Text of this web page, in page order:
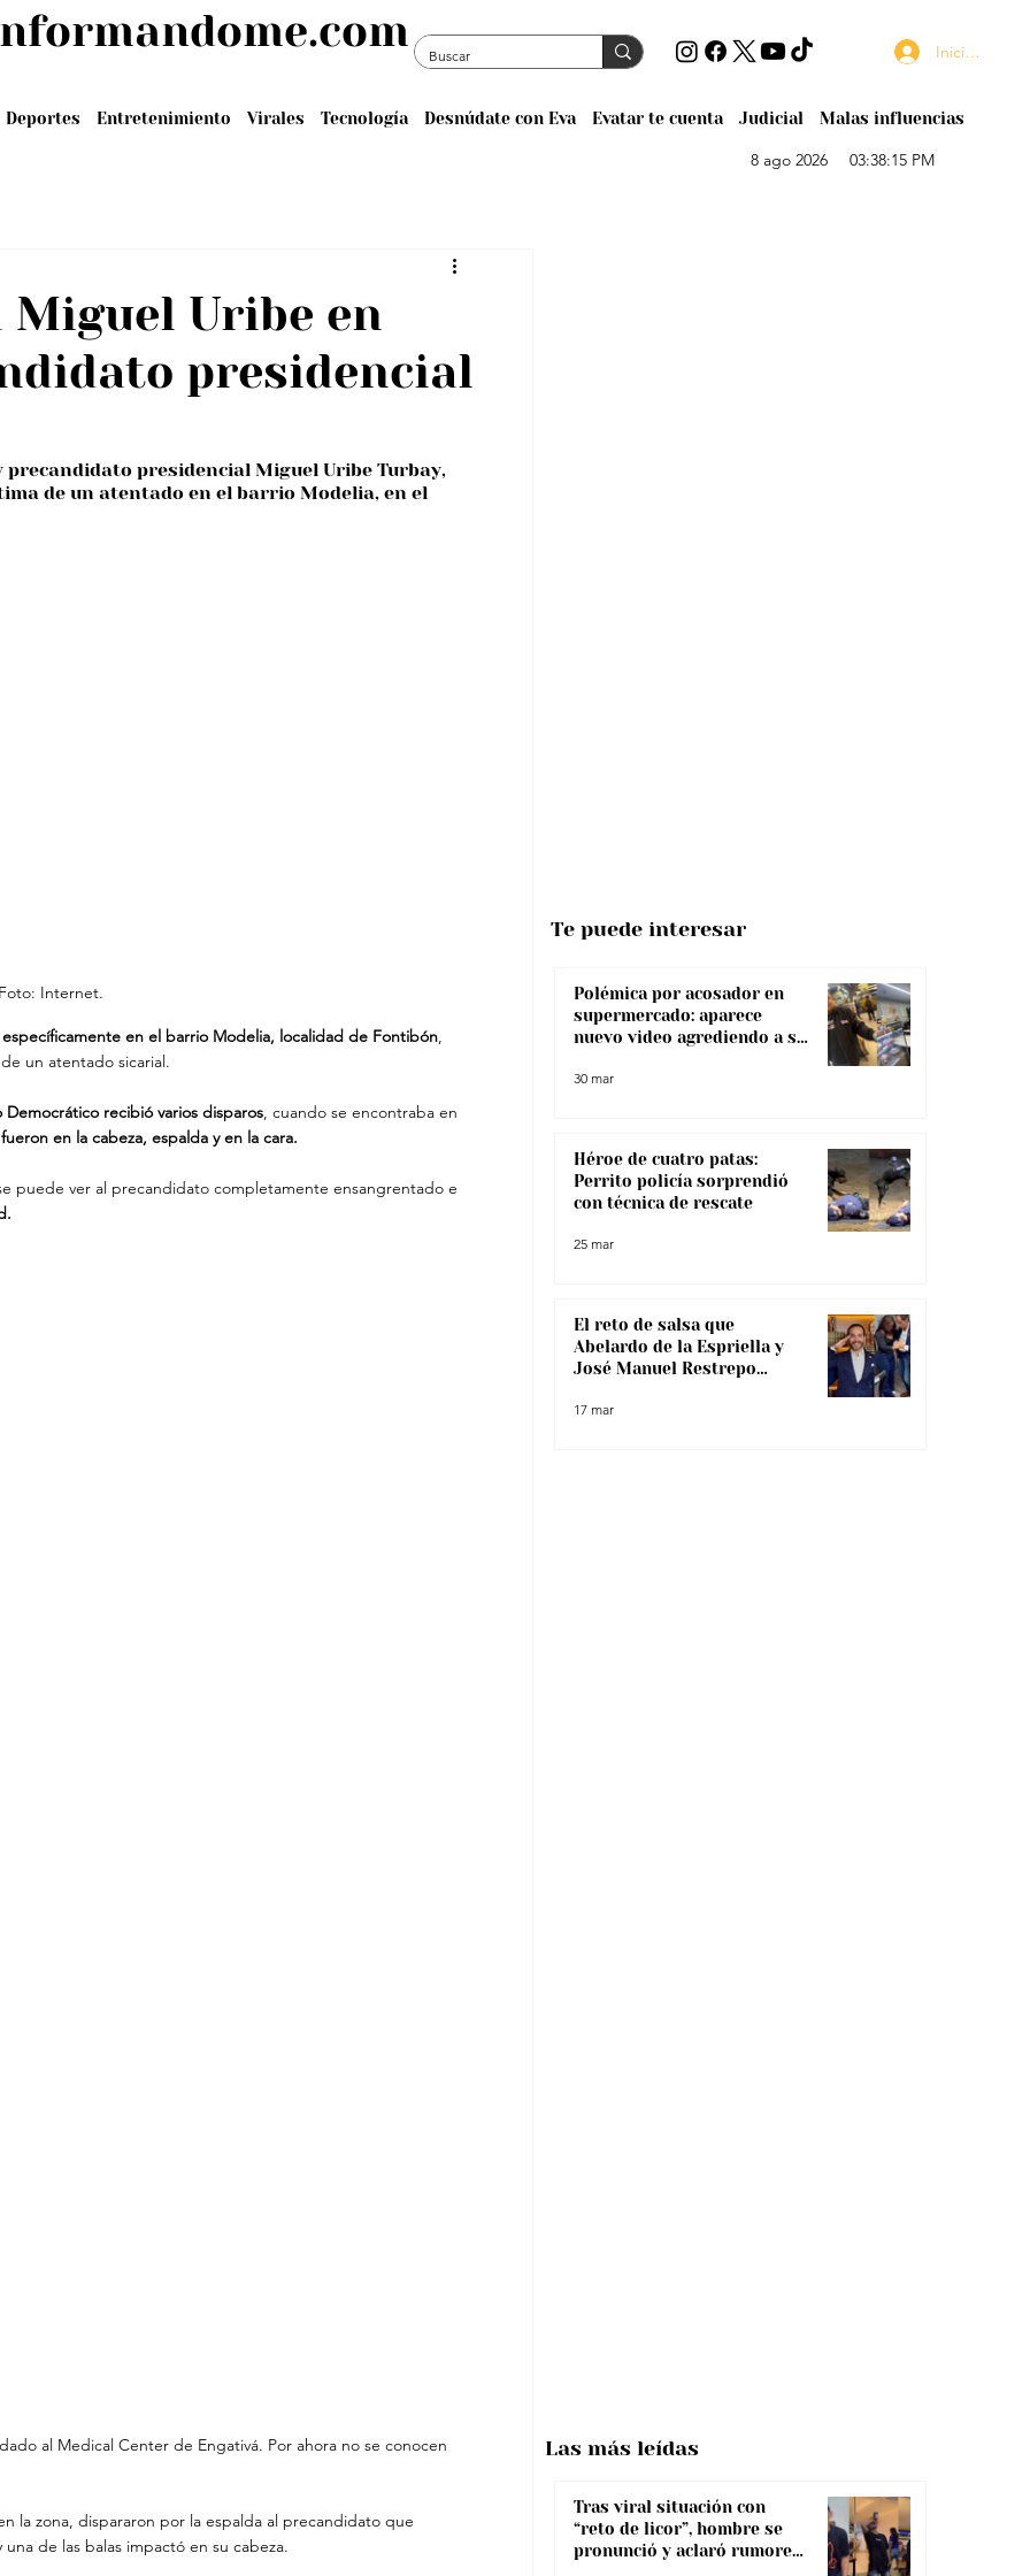
Deportes Entretenimiento Virales Tecnología Desnúdate con Eva Evatar te cuenta Judicial Malas influencias
Iniciar sesión
8 ago 2026 03:38:15 PM
Uribe en
presidencial
precandidato presidencial Miguel Uribe Turbay,
de un atentado en el barrio Modelia, en el
Foto: Internet.
en el barrio Modelia, localidad de Fontibón,
un atentado sicarial.
recibió varios disparos, cuando se encontraba en
en la cabeza, espalda y en la cara.
puede ver al precandidato completamente ensangrentado e
al Medical Center de Engativá. Por ahora no se conocen
la zona, dispararon por la espalda al precandidato que
de las balas impactó en su cabeza.
Polémica por acosador en
supermercado: aparece
nuevo video agrediendo a su
30 mar
Héroe de cuatro patas:
Perrito policía sorprendió
con técnica de rescate
25 mar
El reto de salsa que
Abelardo de la Espriella y
José Manuel Restrepo
17 mar
Te puede interesar
Tras viral situación con
“reto de licor”, hombre se
pronunció y aclaró rumores
Las más leídas